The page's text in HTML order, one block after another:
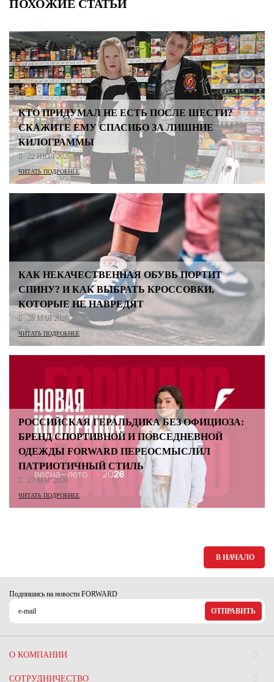
ПОХОЖИЕ СТАТЬИ
КТО ПРИДУМАЛ НЕ ЕСТЬ ПОСЛЕ ШЕСТИ?
СКАЖИТЕ ЕМУ СПАСИБО ЗА ЛИШНИЕ
КИЛОГРАММЫ
22 ИЮЛ 2026
ЧИТАТЬ ПОДРОБНЕЕ
КАК НЕКАЧЕСТВЕННАЯ ОБУВЬ ПОРТИТ
СПИНУ? И КАК ВЫБРАТЬ КРОССОВКИ,
КОТОРЫЕ НЕ НАВРЕДЯТ
28 МАЯ 2026
ЧИТАТЬ ПОДРОБНЕЕ
РОССИЙСКАЯ ГЕРАЛЬДИКА БЕЗ ОФИЦИОЗА:
БРЕНД СПОРТИВНОЙ И ПОВСЕДНЕВНОЙ
ОДЕЖДЫ FORWARD ПЕРЕОСМЫСЛИЛ
ПАТРИОТИЧНЫЙ СТИЛЬ
23 МАР 2026
ЧИТАТЬ ПОДРОБНЕЕ
В НАЧАЛО
Подпишись на новости FORWARD
ОТПРАВИТЬ
О КОМПАНИИ
СОТРУДНИЧЕСТВО